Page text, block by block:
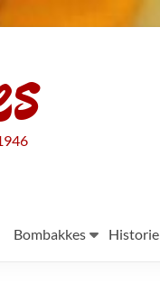
Bombakkes Historie